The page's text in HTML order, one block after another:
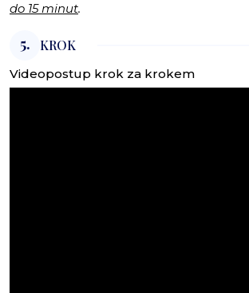
do 15 minut.
5. KROK
Videopostup krok za krokem